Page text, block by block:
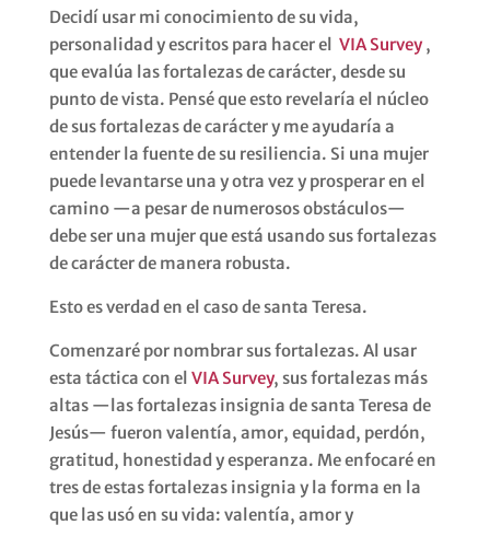
Decidí usar mi conocimiento de su vida,
personalidad y escritos para hacer el VIA Survey,
que evalúa las fortalezas de carácter, desde su
punto de vista. Pensé que esto revelaría el núcleo
de sus fortalezas de carácter y me ayudaría a
entender la fuente de su resiliencia. Si una mujer
puede levantarse una y otra vez y prosperar en el
camino —a pesar de numerosos obstáculos—
debe ser una mujer que está usando sus fortalezas
de carácter de manera robusta.
Esto es verdad en el caso de santa Teresa.
Comenzaré por nombrar sus fortalezas. Al usar
esta táctica con el VIA Survey, sus fortalezas más
altas —las fortalezas insignia de santa Teresa de
Jesús— fueron valentía, amor, equidad, perdón,
gratitud, honestidad y esperanza. Me enfocaré en
tres de estas fortalezas insignia y la forma en la
que las usó en su vida: valentía, amor y